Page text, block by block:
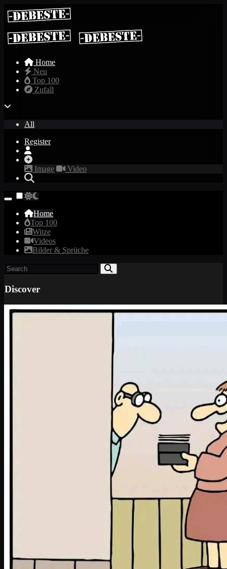
Home
Neu
Top 100
Zufall
All
Register
Image Video
Home
Top 100
Witze
Videos
Bilder & Sprüche
Discover